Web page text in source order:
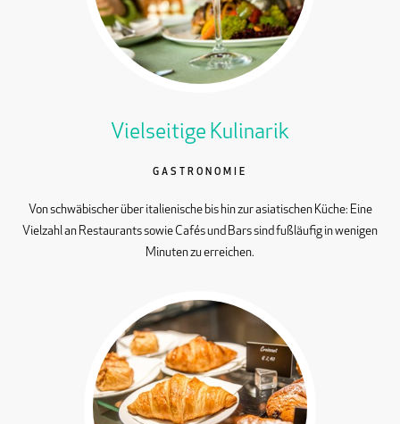
Vielseitige Kulinarik
GASTRONOMIE
Von schwäbischer über italienische bis hin zur asiatischen Küche: Eine
Vielzahl an Restaurants sowie Cafés und Bars sind fußläufig in wenigen
Minuten zu erreichen.